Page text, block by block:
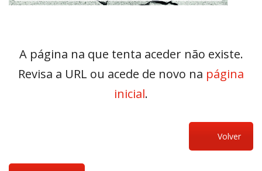
A página na que tenta aceder não existe.
Revisa a URL ou acede de novo na página
inicial.
Volver